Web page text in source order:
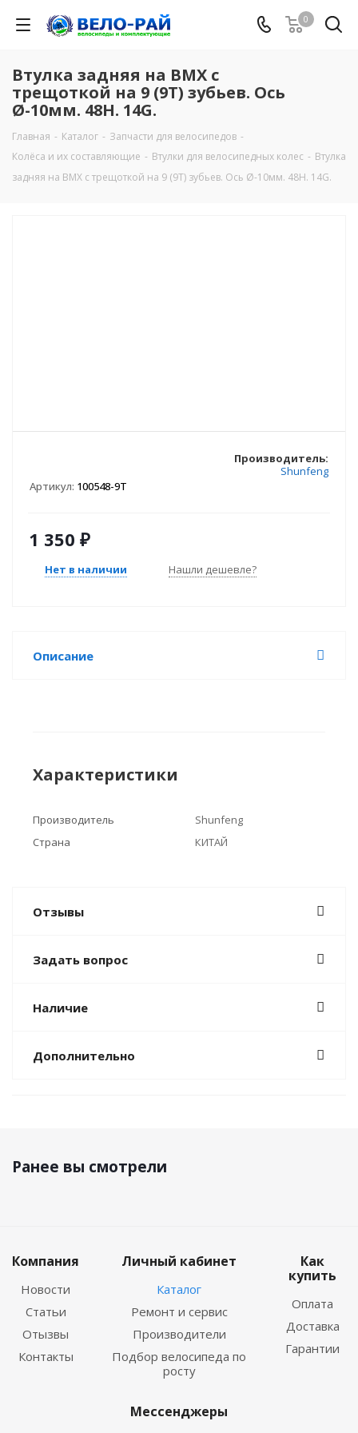
0
Втулка задняя на BMX с
трещоткой на 9 (9Т) зубьев. Ось
Ø-10мм. 48H. 14G.
Главная - Каталог - Запчасти для велосипедов -
Колёса и их составляющие - Втулки для велосипедных колес - Втулка
задняя на BMX с трещоткой на 9 (9Т) зубьев. Ось Ø-10мм. 48H. 14G.
Артикул: 100548-9T
Производитель:
Shunfeng
1 350 ₽
Нет в наличии Нашли дешевле?
Описание
Характеристики
Производитель
Shunfeng
Страна
КИТАЙ
Отзывы
Задать вопрос
Наличие
Дополнительно
Ранее вы смотрели
Компания
Новости
Статьи
Отызвы
Контакты
Личный кабинет
Каталог
Ремонт и сервис
Производители
Подбор велосипеда по
росту
Как
купить
Оплата
Доставка
Гарантии
Мессенджеры